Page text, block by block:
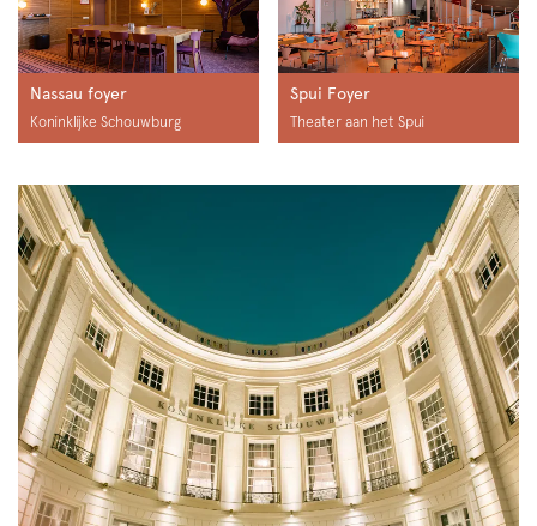
Nassau foyer
Koninklijke Schouwburg
Spui Foyer
Theater aan het Spui